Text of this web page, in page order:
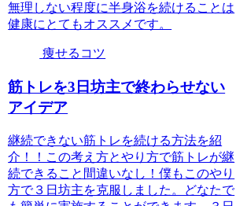
無理しない程度に半身浴を続けることは
健康にとてもオススメです。
痩せるコツ
筋トレを3日坊主で終わらせない
アイデア
継続できない筋トレを続ける方法を紹
介！！この考え方とやり方で筋トレが継
続できること間違いなし！僕もこのやり
方で３日坊主を克服しました。どなたで